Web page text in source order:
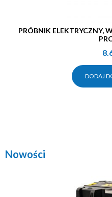
PRÓBNIK ELEKTRYCZNY, WSKAŹNIK NAPIĘCIA 250V, CE
DODAJ
Nowości